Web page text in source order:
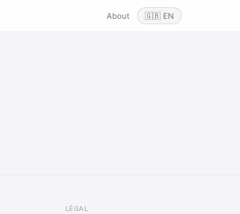
About 🇬🇧 EN
LÉGAL